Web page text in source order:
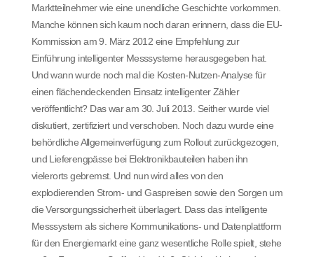
Marktteilnehmer wie eine unendliche Geschichte vorkommen.
Manche können sich kaum noch daran erinnern, dass die EU-
Kommission am 9. März 2012 eine Empfehlung zur
Einführung intelligenter Messsysteme herausgegeben hat.
Und wann wurde noch mal die Kosten-Nutzen-Analyse für
einen flächendeckenden Einsatz intelligenter Zähler
veröffentlicht? Das war am 30. Juli 2013. Seither wurde viel
diskutiert, zertifiziert und verschoben. Noch dazu wurde eine
behördliche Allgemeinverfügung zum Rollout zurückgezogen,
und Lieferengpässe bei Elektronikbauteilen haben ihn
vielerorts gebremst. Und nun wird alles von den
explodierenden Strom- und Gaspreisen sowie den Sorgen um
die Versorgungssicherheit überlagert. Dass das intelligente
Messsystem als sichere Kommunikations- und Datenplattform
für den Energiemarkt eine ganz wesentliche Rolle spielt, stehe